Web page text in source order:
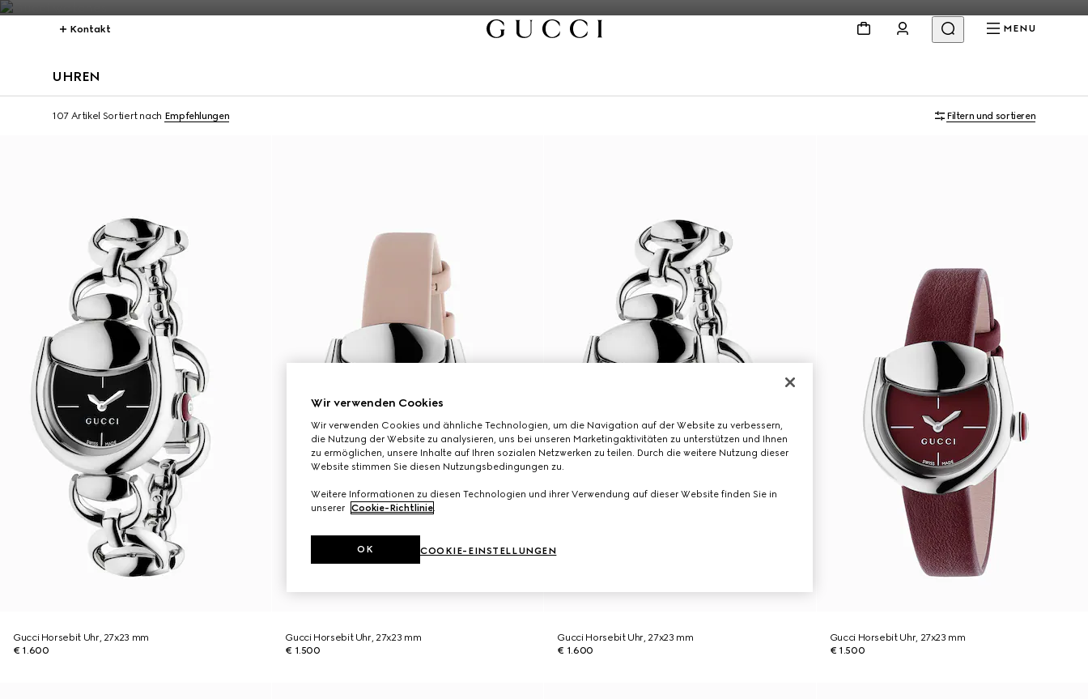
Kontakt MENU
UHREN
107 Artikel Sortiert nach Empfehlungen Filtern und sortieren
Gucci Horsebit Uhr, 27x23 mm
€ 1.600
Gucci Horsebit Uhr, 27x23 mm
€ 1.500
Gucci Horsebit Uhr, 27x23 mm
€ 1.600
Gucci Horsebit Uhr, 27x23 mm
€ 1.500
Wir verwenden Cookies
Wir verwenden Cookies und ähnliche Technologien, um die Navigation auf der Website zu verbessern,
die Nutzung der Website zu analysieren, uns bei unseren Marketingaktivitäten zu unterstützen und Ihnen
zu ermöglichen, unsere Inhalte auf Ihren sozialen Netzwerken zu teilen. Durch die weitere Nutzung dieser
Website stimmen Sie diesen Nutzungsbedingungen zu.
Weitere Informationen zu diesen Technologien und ihrer Verwendung auf dieser Website finden Sie in
unserer Cookie-Richtlinie.
COOKIE-EINSTELLUNGEN
OK